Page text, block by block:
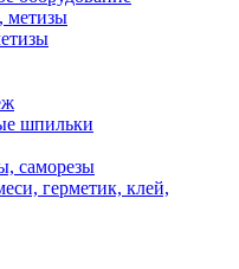
шпильки
саморезы
герметик, клей,